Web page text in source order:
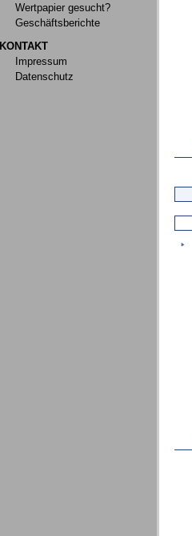
Wertpapier gesucht?
Geschäftsberichte
KONTAKT
Impressum
Datenschutz